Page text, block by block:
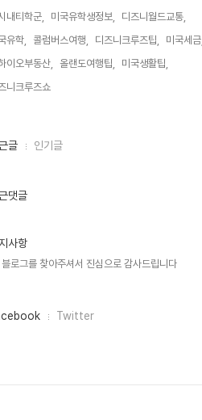
내티학군,
미국유학생정보,
디즈니월드교통,
유학,
콜럼버스여행, 디즈니크루즈팁,
미국세금,
이오부동산,
올랜도여행팁,
미국생활팁,
니크루즈쇼,
글 인기글
댓글
사항
로그를 찾아주셔서 진심으로 감사드립니다
Twitter